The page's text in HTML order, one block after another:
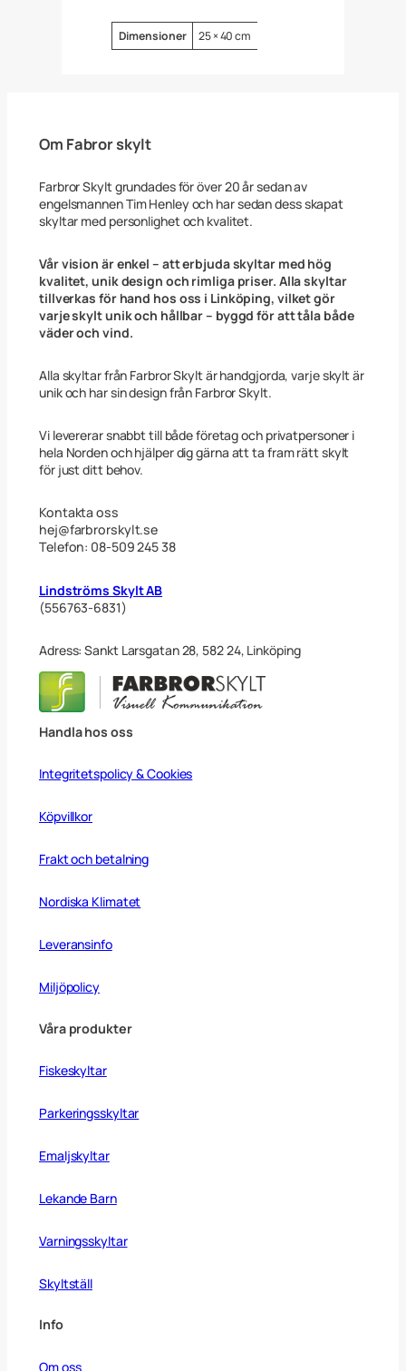
c
m
ä
n
d
Attribut Värde
Dimensioner 25 × 40 cm
Om Fabror skylt
Farbror Skylt grundades för över 20 år sedan av
engelsmannen Tim Henley och har sedan dess skapat
skyltar med personlighet och kvalitet.
Vår vision är enkel – att erbjuda skyltar med hög
kvalitet, unik design och rimliga priser. Alla skyltar
tillverkas för hand hos oss i Linköping, vilket gör
varje skylt unik och hållbar – byggd för att tåla både
väder och vind.
Alla skyltar från Farbror Skylt är handgjorda, varje skylt är
unik och har sin design från Farbror Skylt.
Vi levererar snabbt till både företag och privatpersoner i
hela Norden och hjälper dig gärna att ta fram rätt skylt
för just ditt behov.
Kontakta oss
hej@farbrorskylt.se
Telefon: 08-509 245 38
Lindströms Skylt AB
(556763-6831)
Adress: Sankt Larsgatan 28, 582 24, Linköping
Handla hos oss
Integritetspolicy & Cookies
Köpvillkor
Frakt och betalning
Nordiska Klimatet
Leveransinfo
Miljöpolicy
Våra produkter
Fiskeskyltar
Parkeringsskyltar
Emaljskyltar
Lekande Barn
Varningsskyltar
Skyltställ
Info
Om oss